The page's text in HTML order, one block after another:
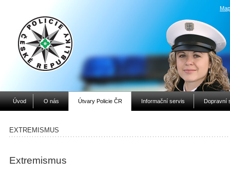
Úvod O nás Útvary Policie ČR Informační servis Dopravní
EXTREMISMUS
Extremismus